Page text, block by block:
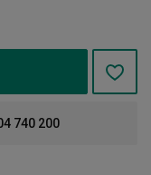
740 200